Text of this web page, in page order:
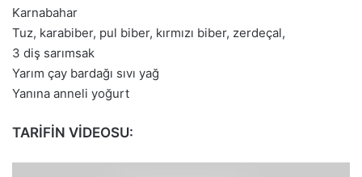
Karnabahar
Tuz, karabiber, pul biber, kırmızı biber, zerdeçal,
3 diş sarımsak
Yarım çay bardağı sıvı yağ
Yanına anneli yoğurt
TARİFİN VİDEOSU: